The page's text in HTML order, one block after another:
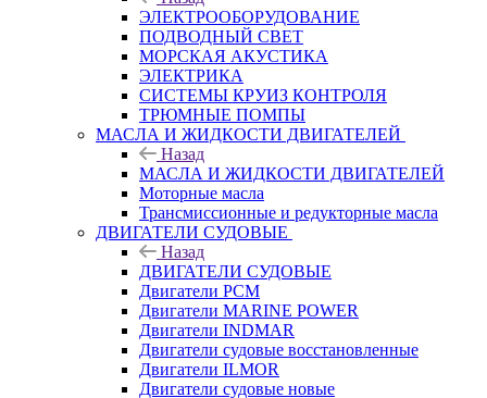
ЭЛЕКТРООБОРУДОВАНИЕ
ПОДВОДНЫЙ СВЕТ
МОРСКАЯ АКУСТИКА
ЭЛЕКТРИКА
СИСТЕМЫ КРУИЗ КОНТРОЛЯ
ТРЮМНЫЕ ПОМПЫ
МАСЛА И ЖИДКОСТИ ДВИГАТЕЛЕЙ
Назад
МАСЛА И ЖИДКОСТИ ДВИГАТЕЛЕЙ
Моторные масла
Трансмиссионные и редукторные масла
ДВИГАТЕЛИ СУДОВЫЕ
Назад
ДВИГАТЕЛИ СУДОВЫЕ
Двигатели PCM
Двигатели MARINE POWER
Двигатели INDMAR
Двигатели судовые восстановленные
Двигатели ILMOR
Двигатели судовые новые